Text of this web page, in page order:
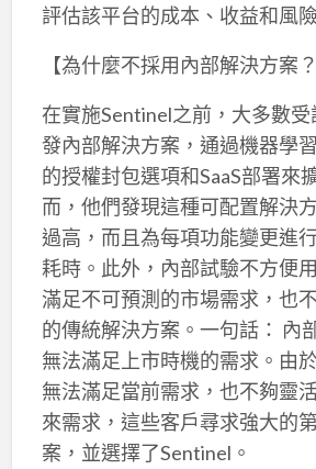
評估該平台的成本、收益和風
【為什麼不採用內部解決方案？
在實施Sentinel之前，大多數
發內部解決方案，通過機器學
的授權封包選項和SaaS部署來
而，他們發現這種可配置解決
過高，而且為每項功能變更進
耗時。此外，內部試驗不方便
滿足不可預測的市場需求，也
的傳統解決方案。一句話： 內
無法滿足上市時機的需求。由
無法滿足當前需求，也不夠靈
來需求，這些客戶尋求強大的
案，並選擇了Sentinel。